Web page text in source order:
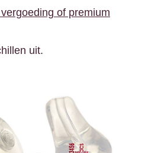
of premium
uit.